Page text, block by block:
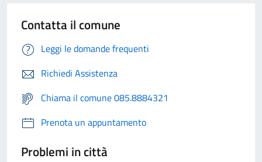
Contatta il comune
Leggi le domande frequenti
Richiedi Assistenza
Chiama il comune 085.8884321
Prenota un appuntamento
Problemi in città